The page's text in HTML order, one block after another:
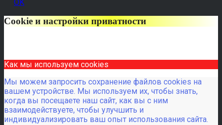
OK
Cookie и настройки приватности
Как мы используем cookies
Мы можем запросить сохранение файлов cookies на
вашем устройстве. Мы используем их, чтобы знать,
когда вы посещаете наш сайт, как вы с ним
взаимодействуете, чтобы улучшить и
индивидуализировать ваш опыт использования сайта.